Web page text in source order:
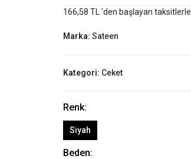
166,58 TL 'den başlayan taksitlerle
Marka: Sateen
Kategori: Ceket
Renk:
Siyah
Beden: